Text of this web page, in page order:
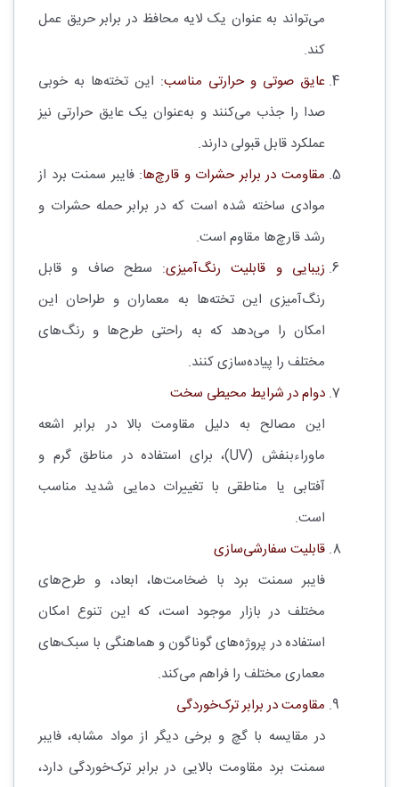
می‌تواند به عنوان یک لایه محافظ در برابر حریق عمل
کند.
عایق صوتی و حرارتی مناسب: این تخته‌ها به خوبی
صدا را جذب می‌کنند و به‌عنوان یک عایق حرارتی نیز
عملکرد قابل قبولی دارند.
مقاومت در برابر حشرات و قارچ‌ها: فایبر سمنت برد از
موادی ساخته شده است که در برابر حمله حشرات و
رشد قارچ‌ها مقاوم است.
زیبایی و قابلیت رنگ‌آمیزی: سطح صاف و قابل
رنگ‌آمیزی این تخته‌ها به معماران و طراحان این
امکان را می‌دهد که به راحتی طرح‌ها و رنگ‌های
مختلف را پیاده‌سازی کنند.
دوام در شرایط محیطی سخت
این مصالح به دلیل مقاومت بالا در برابر اشعه
ماوراءبنفش (UV)، برای استفاده در مناطق گرم و
آفتابی یا مناطقی با تغییرات دمایی شدید مناسب
است.
قابلیت سفارشی‌سازی
فایبر سمنت برد با ضخامت‌ها، ابعاد، و طرح‌های
مختلف در بازار موجود است، که این تنوع امکان
استفاده در پروژه‌های گوناگون و هماهنگی با سبک‌های
معماری مختلف را فراهم می‌کند.
مقاومت در برابر ترک‌خوردگی
در مقایسه با گچ و برخی دیگر از مواد مشابه، فایبر
سمنت برد مقاومت بالایی در برابر ترک‌خوردگی دارد،